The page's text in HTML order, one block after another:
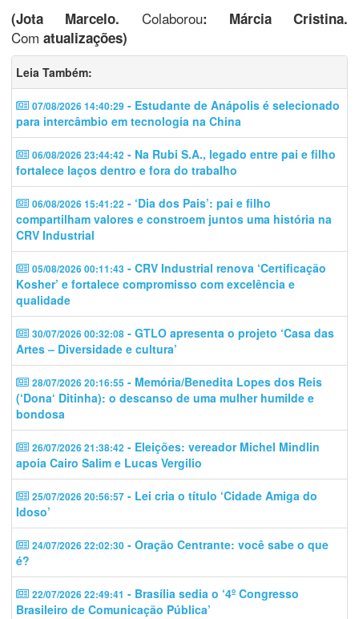
(Jota Marcelo. Colaborou: Márcia Cristina.
Com atualizações)
Leia Também:
07/08/2026 14:40:29 - Estudante de Anápolis é selecionado
para intercâmbio em tecnologia na China
06/08/2026 23:44:42 - Na Rubi S.A., legado entre pai e filho
fortalece laços dentro e fora do trabalho
06/08/2026 15:41:22 - ‘Dia dos Pais’: pai e filho
compartilham valores e constroem juntos uma história na
CRV Industrial
05/08/2026 00:11:43 - CRV Industrial renova ‘Certificação
Kosher’ e fortalece compromisso com excelência e
qualidade
30/07/2026 00:32:08 - GTLO apresenta o projeto ‘Casa das
Artes – Diversidade e cultura’
28/07/2026 20:16:55 - Memória/Benedita Lopes dos Reis
(‘Dona‘ Ditinha): o descanso de uma mulher humilde e
bondosa
26/07/2026 21:38:42 - Eleições: vereador Michel Mindlin
apoia Cairo Salim e Lucas Vergilio
25/07/2026 20:56:57 - Lei cria o título ‘Cidade Amiga do
Idoso’
24/07/2026 22:02:30 - Oração Centrante: você sabe o que
é?
22/07/2026 22:49:41 - Brasília sedia o ‘4º Congresso
Brasileiro de Comunicação Pública’